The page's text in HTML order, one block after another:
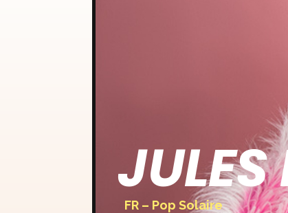
FR – Pop Solaire